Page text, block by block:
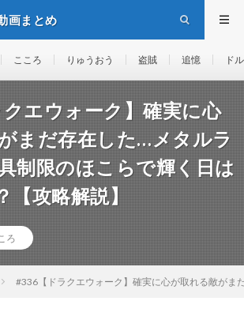
画まとめ
こころ りゅうおう 盗賊 追憶 ド
エウォーク】確実に心
まだ存在した…メタルラ
制限のほこらで輝く日は
攻略解説】
ろ
#336【ドラクエウォーク】確実に心が取れる敵が